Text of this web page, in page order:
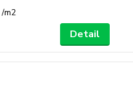
/m2
Detail